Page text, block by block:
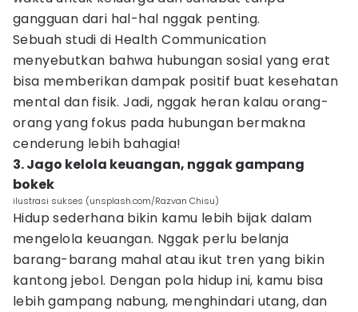
gangguan dari hal-hal nggak penting.
Sebuah studi di Health Communication
menyebutkan bahwa hubungan sosial yang erat
bisa memberikan dampak positif buat kesehatan
mental dan fisik. Jadi, nggak heran kalau orang-
orang yang fokus pada hubungan bermakna
cenderung lebih bahagia!
3. Jago kelola keuangan, nggak gampang
bokek
ilustrasi sukses (unsplash.com/Razvan Chisu)
Hidup sederhana bikin kamu lebih bijak dalam
mengelola keuangan. Nggak perlu belanja
barang-barang mahal atau ikut tren yang bikin
kantong jebol. Dengan pola hidup ini, kamu bisa
lebih gampang nabung, menghindari utang, dan